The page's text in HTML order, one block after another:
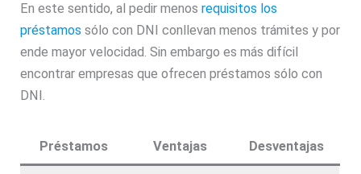
En este sentido, al pedir menosrequisitos los
préstamos sólo con DNI conllevan menos trámites y por
ende mayor velocidad. Sin embargo es más difícil
encontrar empresas que ofrecen préstamos sólo con
DNI.
Préstamos Ventajas Desventajas